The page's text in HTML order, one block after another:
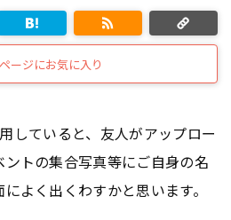
ージにお気に入り
していると、友人がアップロー
ントの集合写真等にご自身の名
よく出くわすかと思います。